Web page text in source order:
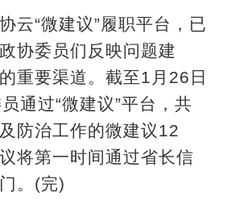
“微建议”履职平台，已
协委员们反映问题建
重要渠道。截至1月26日
通过“微建议”平台，共
防治工作的微建议12
将第一时间通过省长信
。(完)